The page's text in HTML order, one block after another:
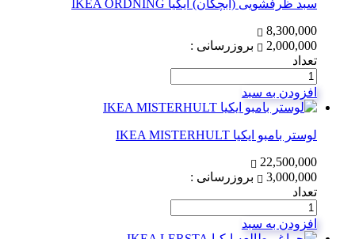
سبد ظرفشویی (آبچکان) ایکیا IKEA ORDNING
8,300,000
2,000,000
بروزرسانی :
تعداد
افزودن به سبد
لوستر بامبو ایکیا IKEA MISTERHULT
22,500,000
3,000,000
بروزرسانی :
تعداد
افزودن به سبد